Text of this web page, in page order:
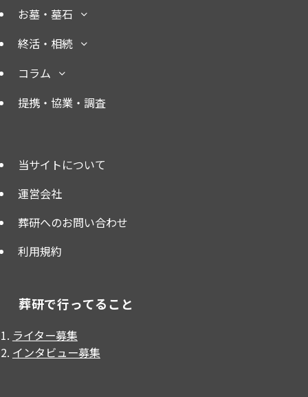
お墓・墓石
終活・相続
コラム
提携・協業・調査
当サイトについて
運営会社
葬研へのお問い合わせ
利用規約
葬研で行ってること
ライター募集
インタビュー募集